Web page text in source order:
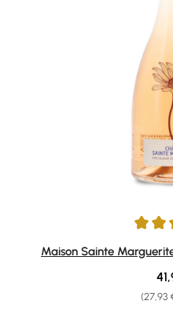
Durchschnittliche
Maison Sainte
(27,93